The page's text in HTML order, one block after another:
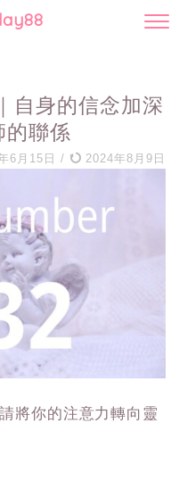
自身的信念加深
的聯係
6月15日 / 2024年8月9日
將你的注意力轉向靈